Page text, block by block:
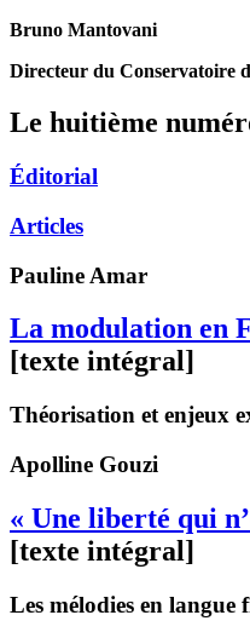
Bruno Mantovani
Directeur du Conservatoire
Le huitième
Éditorial
Articles
Pauline Amar
La modulation en
[texte intégral]
Théorisation et enjeux
Apolline Gouzi
« Une liberté qui
[texte intégral]
Les mélodies en